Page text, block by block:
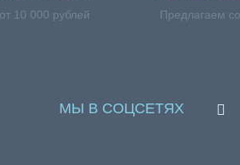
10 000 рублей Предлагаем
МЫ В СОЦСЕТЯХ